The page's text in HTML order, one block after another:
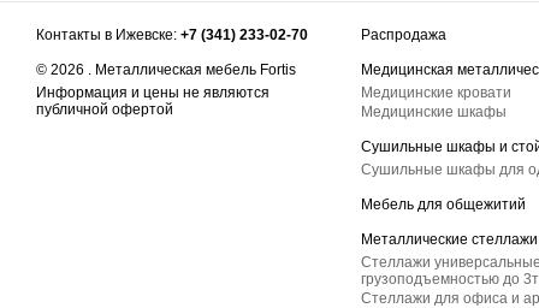
Контакты в Ижевске: +7 (341) 233-02-70
© 2026 . Металлическая мебель Fortis
Информация и цены не являются
публичной офертой
Распродажа
Медицинская
Медицинские кровати
Медицинские шкафы
Сушильные шкафы и
Сушильные шкафы для
Мебель для общежитий
Металлические стеллажи
Стеллажи
грузоподъемностью до
Стеллажи для офиса и